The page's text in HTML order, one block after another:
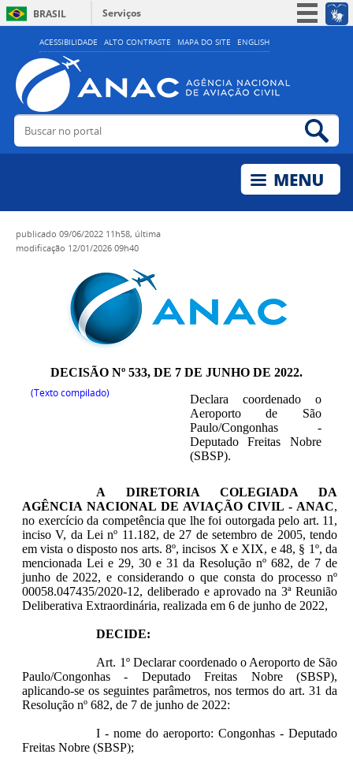
ACESSIBILIDADE ALTO CONTRASTE MAPA DO SITE ENGLISH
BRASIL
Serviços
Simplifique!
Acesso à informação
Legislação
Buscar no portal
publicado 09/06/2022 11h58, última
modificação 12/01/2026 09h40
DECISÃO Nº 533, DE 7 DE JUNHO DE 2022.
(Texto compilado)
Declara coordenado o
Aeroporto de São
Paulo/Congonhas -
Deputado Freitas Nobre
(SBSP).
A DIRETORIA COLEGIADA DA
AGÊNCIA NACIONAL DE AVIAÇÃO CIVIL - ANAC,
no exercício da competência que lhe foi outorgada pelo art. 11,
inciso V, da Lei nº 11.182, de 27 de setembro de 2005, tendo
em vista o disposto nos arts. 8º, incisos X e XIX, e 48, § 1º, da
mencionada Lei e 29, 30 e 31 da Resolução nº 682, de 7 de
junho de 2022, e considerando o que consta do processo nº
00058.047435/2020-12, deliberado e aprovado na 3ª Reunião
Deliberativa Extraordinária, realizada em 6 de junho de 2022,
DECIDE:
Art. 1º Declarar coordenado o Aeroporto de São
Paulo/Congonhas - Deputado Freitas Nobre (SBSP),
aplicando-se os seguintes parâmetros, nos termos do art. 31 da
Resolução nº 682, de 7 de junho de 2022:
I - nome do aeroporto: Congonhas - Deputado
Freitas Nobre (SBSP);